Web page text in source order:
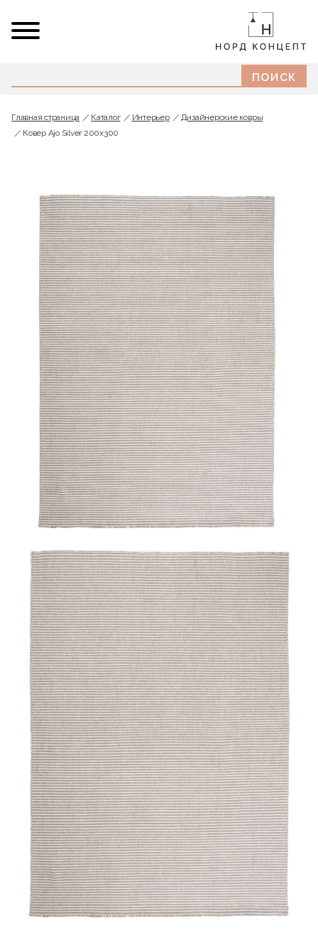
Главная страница Каталог Интерьер
Дизайнерские ковры
Ковер Ajo Silver 200x300